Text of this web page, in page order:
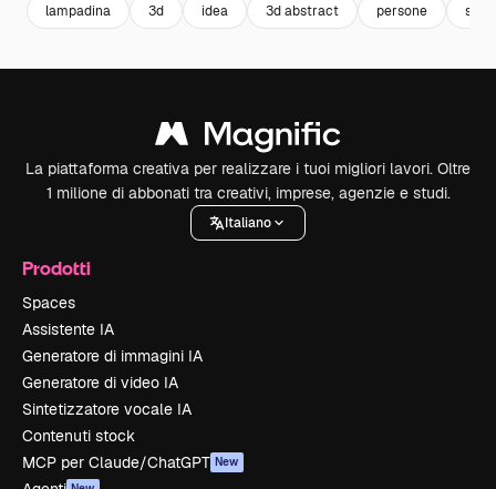
lampadina 3d idea 3d abstract persone
La piattaforma creativa per realizzare i tuoi migliori lavori. Oltre
1 milione di abbonati tra creativi, imprese, agenzie e studi.
Italiano
Prodotti
Spaces
Assistente IA
Generatore di immagini IA
Generatore di video IA
Sintetizzatore vocale IA
Contenuti stock
MCP per Claude/ChatGPT New